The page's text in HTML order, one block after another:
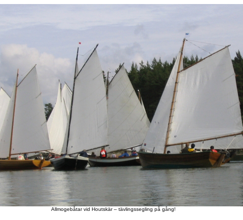
Allmogebåtar vid Houtskär – tävlingssegling på gång!